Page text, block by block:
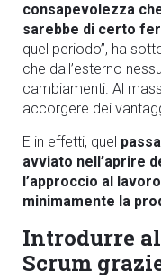
consapevolezza
sarebbe di certo
quel periodo”, ha
che dall’esterno
cambiamenti. Al
accorgere dei
E in effetti, quel
avviato nell’aprire
l’approccio al
minimamente la
Introdurre
Scrum